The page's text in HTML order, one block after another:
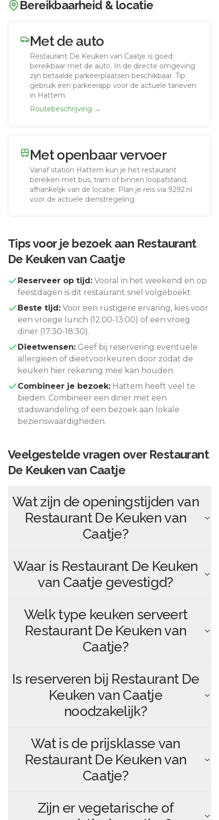
Bereikbaarheid & locatie
Met de auto
Restaurant De Keuken van Caatje is goed
bereikbaar met de auto. In de directe omgeving
zijn betaalde parkeerplaatsen beschikbaar. Tip:
gebruik een parkeerapp voor de actuele tarieven
in Hattem.
Routebeschrijving →
Met openbaar vervoer
Vanaf station Hattem kun je het restaurant
bereiken met bus, tram of binnen loopafstand,
afhankelijk van de locatie. Plan je reis via 9292.nl
voor de actuele dienstregeling.
Tips voor je bezoek aan Restaurant
De Keuken van Caatje
Reserveer op tijd: Vooral in het weekend en op
feestdagen is dit restaurant snel volgeboekt.
Beste tijd: Voor een rustigere ervaring, kies voor
een vroege lunch (12:00-13:00) of een vroeg
diner (17:30-18:30).
Dieetwensen: Geef bij reservering eventuele
allergieën of dieetvoorkeuren door zodat de
keuken hier rekening mee kan houden.
Combineer je bezoek: Hattem heeft veel te
bieden. Combineer een diner met een
stadswandeling of een bezoek aan lokale
bezienswaardigheden.
Veelgestelde vragen over Restaurant
De Keuken van Caatje
Wat zijn de openingstijden van
Restaurant De Keuken van
Caatje?
Waar is Restaurant De Keuken
van Caatje gevestigd?
Welk type keuken serveert
Restaurant De Keuken van
Caatje?
Is reserveren bij Restaurant De
Keuken van Caatje
noodzakelijk?
Wat is de prijsklasse van
Restaurant De Keuken van
Caatje?
Zijn er vegetarische of